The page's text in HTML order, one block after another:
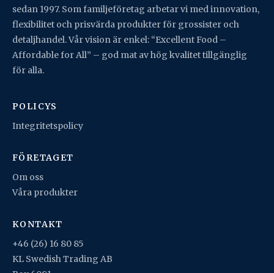
sedan 1997. Som familjeföretag arbetar vi med innovation,
flexibilitet och prisvärda produkter för grossister och
detaljhandel. Vår vision är enkel: “Excellent Food –
Affordable for All” – god mat av hög kvalitet tillgänglig
för alla.
POLICYS
Integritetspolicy
FÖRETAGET
Om oss
Våra produkter
KONTAKT
+46 (26) 16 80 85
KL Swedish Trading AB